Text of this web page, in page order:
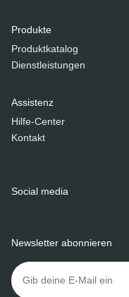
Produkte
Produktkatalog
Dienstleistungen
Assistenz
Hilfe-Center
Kontakt
Social media
Newsletter abonnieren